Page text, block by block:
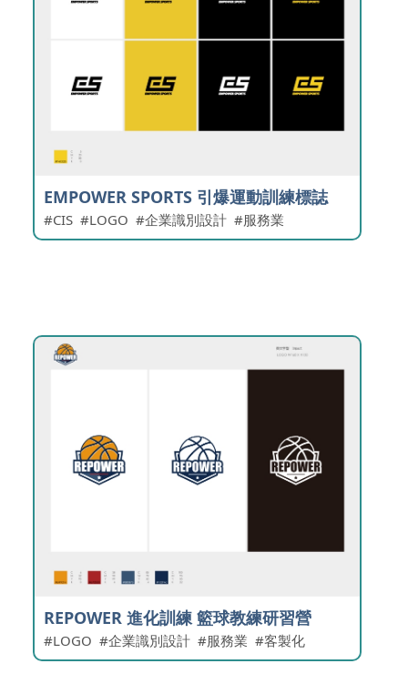
EMPOWER SPORTS 引爆運動訓練標誌
CIS LOGO 企業識別設計 服務業
REPOWER 進化訓練 籃球教練研習營
LOGO 企業識別設計 服務業 客製化